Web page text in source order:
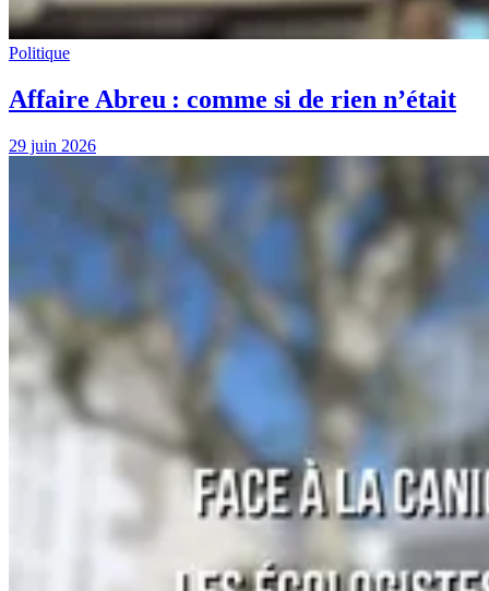
Politique
Affaire Abreu : comme si de rien n’était
29 juin 2026